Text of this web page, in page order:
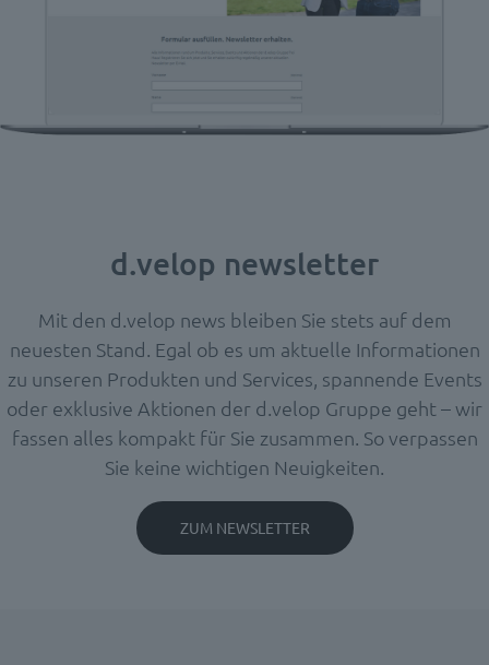
d.velop newsletter
Mit den d.velop news bleiben Sie stets auf dem
neuesten Stand. Egal ob es um aktuelle Informationen
zu unseren Produkten und Services, spannende Events
oder exklusive Aktionen der d.velop Gruppe geht – wir
fassen alles kompakt für Sie zusammen. So verpassen
Sie keine wichtigen Neuigkeiten.
ZUM NEWSLETTER